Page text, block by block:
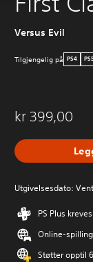
Versus Evil
Tilgjengelig på PS4 PS5
kr 399,00
Utgivelsesdato:
PS Plus
Online-
Støtter opptil